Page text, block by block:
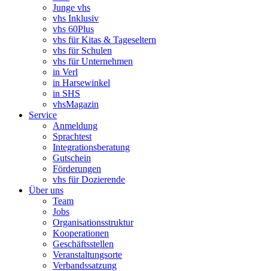
Junge vhs
vhs Inklusiv
vhs 60Plus
vhs für Kitas & Tageseltern
vhs für Schulen
vhs für Unternehmen
in Verl
in Harsewinkel
in SHS
vhsMagazin
Service
Anmeldung
Sprachtest
Integrationsberatung
Gutschein
Förderungen
vhs für Dozierende
Über uns
Team
Jobs
Organisationsstruktur
Kooperationen
Geschäftsstellen
Veranstaltungsorte
Verbandssatzung